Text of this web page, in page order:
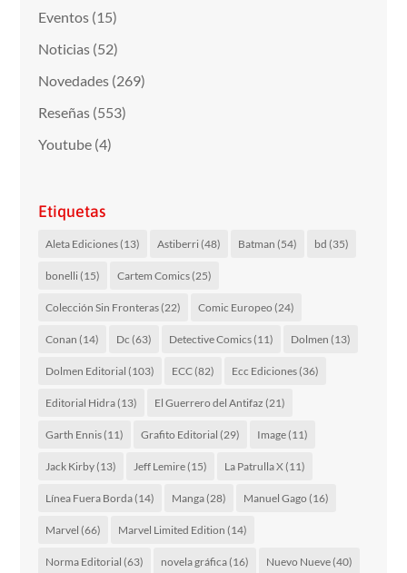
Eventos (15)
Noticias (52)
Novedades (269)
Reseñas (553)
Youtube (4)
Etiquetas
Aleta Ediciones(13) Astiberri(48) Batman (54) bd (35)
bonelli(15) Cartem Comics(25)
Colección Sin Fronteras(22) Comic Europeo (24)
Conan (14) Dc (63) Detective Comics(11) Dolmen (13)
Dolmen Editorial (103) ECC(82) Ecc Ediciones(36)
Editorial Hidra(13) El Guerrero del Antifaz (21)
Garth Ennis(11) Grafito Editorial (29) Image(11)
Jack Kirby(13) Jeff Lemire(15) La Patrulla X(11)
Línea Fuera Borda(14) Manga(28) Manuel Gago (16)
Marvel (66) Marvel Limited Edition (14)
Norma Editorial (63) novela gráfica(16) Nuevo Nueve(40)